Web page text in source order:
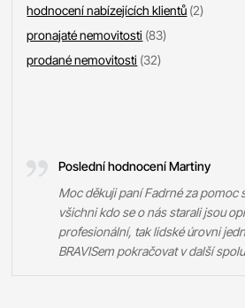
hodnocení nabízejících klientů (2)
pronajaté nemovitosti (83)
prodané nemovitosti (32)
Poslední hodnocení Martiny
Moc děkuji paní Fadrné za pomoc
všichni kdo se o nás starali jsou
profesionální, tak lidské úrovni
BRAVISem pokračovat v další